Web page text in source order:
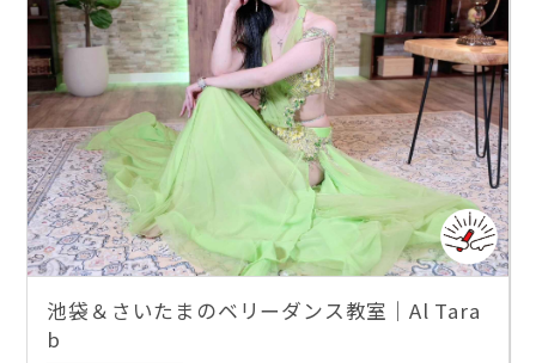
池袋＆さいたまのベリーダンス教室｜Al Tara
b